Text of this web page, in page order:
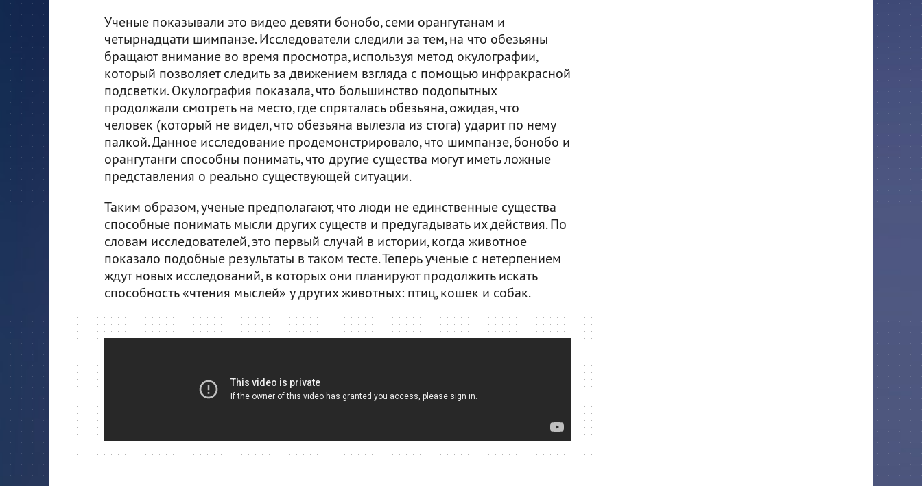
Ученые показывали это видео девяти бонобо, семи орангутанам и
четырнадцати шимпанзе. Исследователи следили за тем, на что обезьяны
бращают внимание во время просмотра, используя метод окулографии,
который позволяет следить за движением взгляда с помощью инфракрасной
подсветки. Окулография показала, что большинство подопытных
продолжали смотреть на место, где спряталась обезьяна, ожидая, что
человек (который не видел, что обезьяна вылезла из стога) ударит по нему
палкой. Данное исследование продемонстрировало, что шимпанзе, бонобо и
орангутанги способны понимать, что другие существа могут иметь ложные
представления о реально существующей ситуации.
Таким образом, ученые предполагают, что люди не единственные существа
способные понимать мысли других существ и предугадывать их действия. По
словам исследователей, это первый случай в истории, когда животное
показало подобные результаты в таком тесте. Теперь ученые с нетерпением
ждут новых исследований, в которых они планируют продолжить искать
способность «чтения мыслей» у других животных: птиц, кошек и собак.